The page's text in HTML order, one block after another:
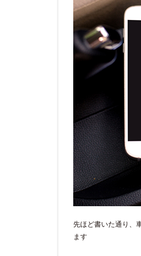
先ほど書いた通り、
ます